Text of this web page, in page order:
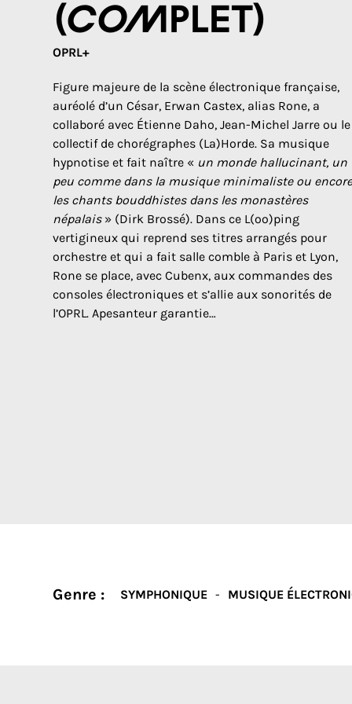
(COMPLET)
OPRL+
Figure majeure de la scène électronique française,
auréolé d’un César, Erwan Castex, alias Rone, a
collaboré avec Étienne Daho, Jean-Michel Jarre ou le
collectif de chorégraphes (La)Horde. Sa musique
hypnotise et fait naître « un monde hallucinant, un
peu comme dans la musique minimaliste ou
les chants bouddhistes dans les monastères
népalais » (Dirk Brossé). Dans ce L(oo)ping
vertigineux qui reprend ses titres arrangés pour
orchestre et qui a fait salle comble à Paris et Lyon,
Rone se place, avec Cubenx, aux commandes des
consoles électroniques et s’allie aux sonorités de
l’OPRL. Apesanteur garantie…
Genre : SYMPHONIQUE MUSIQUE